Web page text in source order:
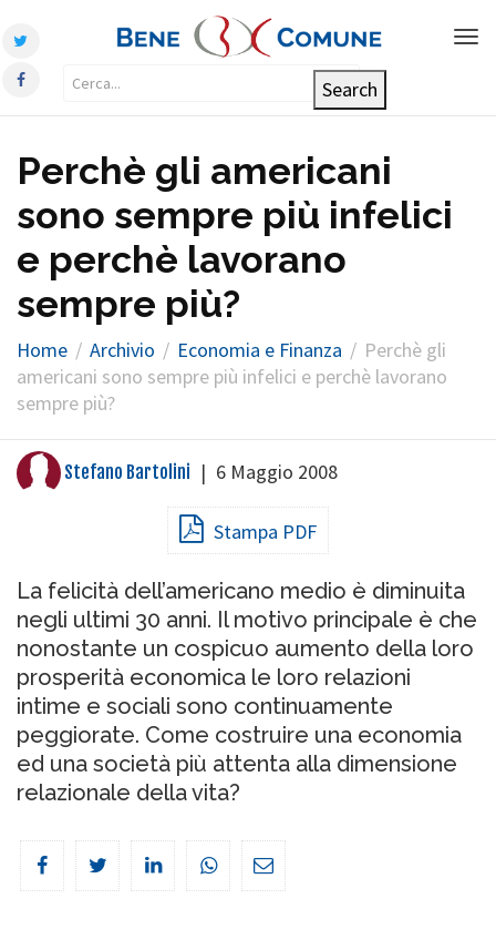
Perchè gli americani
sono sempre più infelici
e perchè lavorano
sempre più?
Home Archivio Economia e Finanza
Perchè gli
americani sono sempre più infelici e perchè lavorano
sempre più?
Stefano Bartolini | 6 Maggio 2008
Stampa PDF
La felicità dell’americano medio è diminuita
negli ultimi 30 anni. Il motivo principale è che
nonostante un cospicuo aumento della loro
prosperità economica le loro relazioni
intime e sociali sono continuamente
peggiorate. Come costruire una economia
ed una società più attenta alla dimensione
relazionale della vita?